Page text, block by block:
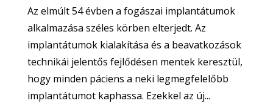
Az elmúlt 54 évben a fogászai implantátumok
alkalmazása széles körben elterjedt. Az
implantátumok kialakítása és a beavatkozások
technikái jelentős fejlődésen mentek keresztül,
hogy minden páciens a neki legmegfelelőbb
implantátumot kaphassa. Ezekkel az új...